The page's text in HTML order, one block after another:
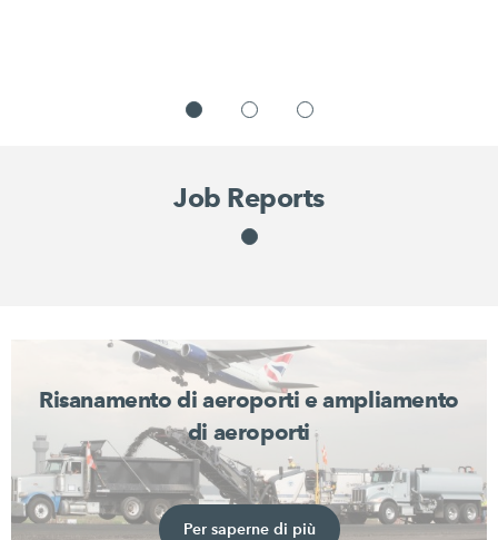
Job Reports
Risanamento di aeroporti e ampliamento
di aeroporti
Per saperne di più